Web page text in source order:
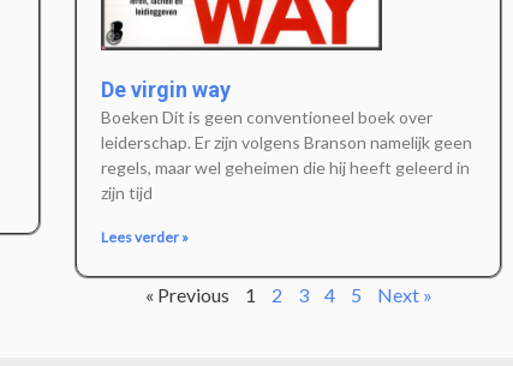
De virgin way
Boeken Dit is geen conventioneel boek over
leiderschap. Er zijn volgens Branson namelijk geen
regels, maar wel geheimen die hij heeft geleerd in
zijn tijd
Lees verder »
« Previous 1 2 3 4 5 Next »